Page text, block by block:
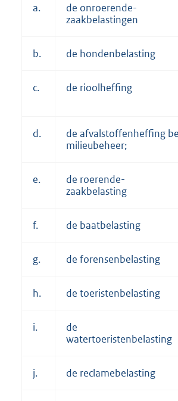
a.
de onroerende-
zaakbelastingen
b. de hondenbelasting
c. de rioolheffing
d.
de afvalstoffenheffing
milieubeheer;
e.
de roerende-
zaakbelasting
f. de baatbelasting
g. de forensenbelasting
h. de toeristenbelasting
i.
de
watertoeristenbelasting
j. de reclamebelasting